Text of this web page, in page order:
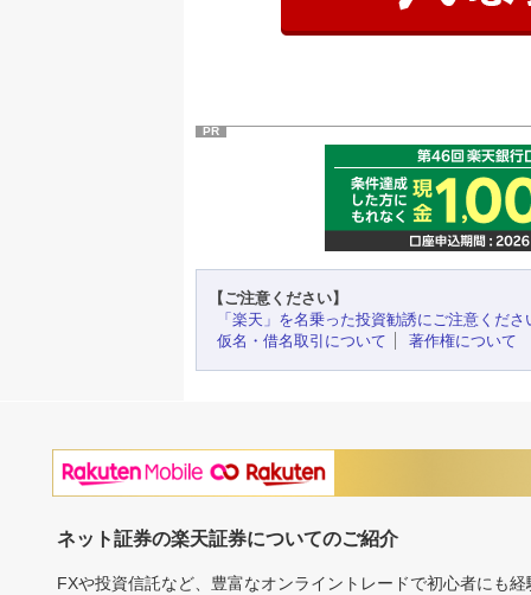
PR
【ご注意ください】
「楽天」を名乗った投資勧誘にご注意くださ
仮名・借名取引について
著作権について
ネット証券の楽天証券についてのご紹介
FXや投資信託など、豊富なオンライントレードで初心者にも